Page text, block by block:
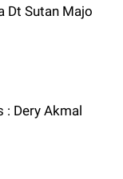
Dt Sutan Majo
: Dery Akmal